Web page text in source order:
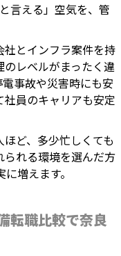
言える」空気を、管
とインフラ案件を持
レベルがまったく違
事故や災害時にも安
員のキャリアも安定
ど、多少忙しくても
れる環境を選んだ方
増えます。
転職比較で奈良